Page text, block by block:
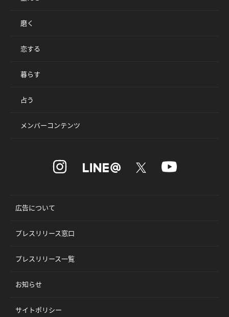
磨く
恋する
暮らす
占う
メンバーコンテンツ
広告について
プレスリリース窓口
プレスリリース一覧
お知らせ
サイトポリシー